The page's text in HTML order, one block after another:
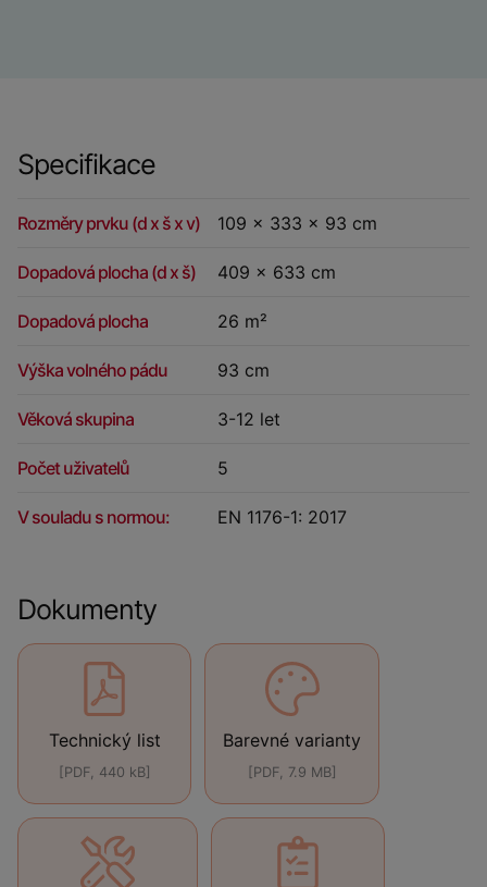
Specifikace
Rozměry prvku (d x š x v) 109 x 333 x 93 cm
Dopadová plocha (d x š) 409 x 633 cm
Dopadová plocha 26 m²
Výška volného pádu 93 cm
Věková skupina 3-12 let
Počet uživatelů 5
V souladu s normou: EN 1176-1: 2017
Dokumenty
Technický list
[PDF, 440 kB]
Barevné varianty
[PDF, 7.9 MB]